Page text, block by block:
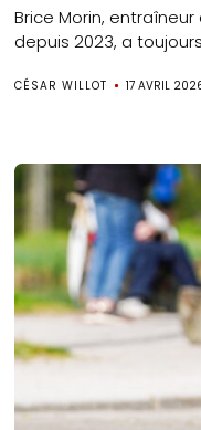
Brice Morin,
depuis 2023, a
CÉSAR WILLOT 17 AVRIL